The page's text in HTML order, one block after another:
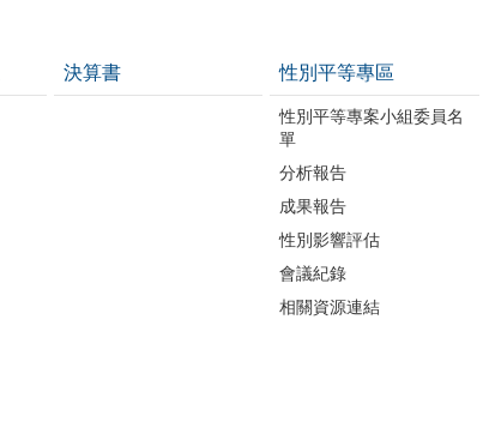
決算書 性別平等專區
性別平等專案小組委員名
單
分析報告
成果報告
性別影響評估
會議紀錄
相關資源連結